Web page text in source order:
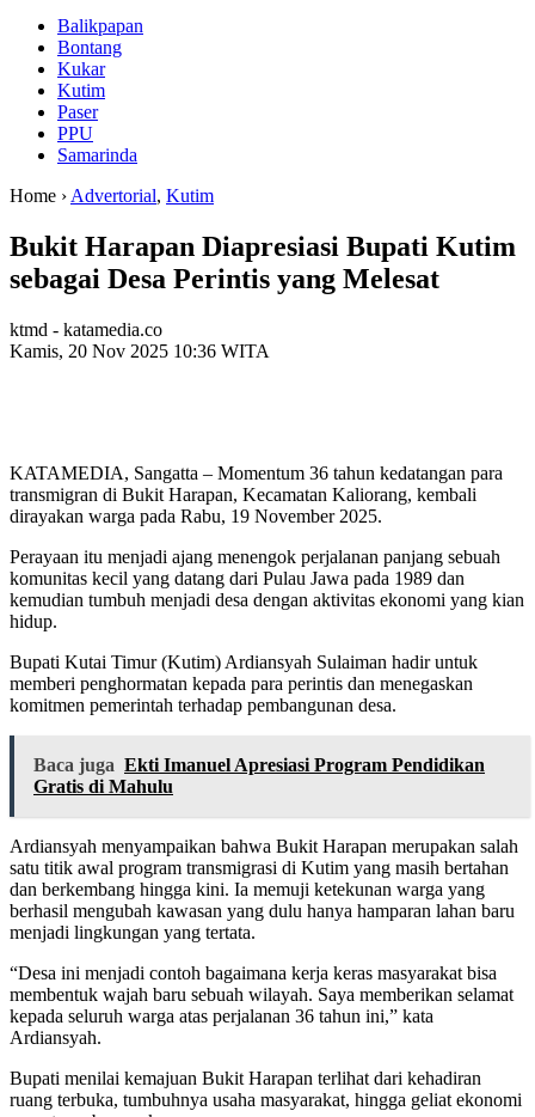
Balikpapan
Bontang
Kukar
Kutim
Paser
PPU
Samarinda
Home › Advertorial, Kutim
Bukit Harapan Diapresiasi Bupati Kutim
sebagai Desa Perintis yang Melesat
ktmd - katamedia.co
Kamis, 20 Nov 2025 10:36 WITA
KATAMEDIA, Sangatta – Momentum 36 tahun kedatangan para
transmigran di Bukit Harapan, Kecamatan Kaliorang, kembali
dirayakan warga pada Rabu, 19 November 2025.
Perayaan itu menjadi ajang menengok perjalanan panjang sebuah
komunitas kecil yang datang dari Pulau Jawa pada 1989 dan
kemudian tumbuh menjadi desa dengan aktivitas ekonomi yang kian
hidup.
Bupati Kutai Timur (Kutim) Ardiansyah Sulaiman hadir untuk
memberi penghormatan kepada para perintis dan menegaskan
komitmen pemerintah terhadap pembangunan desa.
Baca juga Ekti Imanuel Apresiasi Program Pendidikan
Gratis di Mahulu
Ardiansyah menyampaikan bahwa Bukit Harapan merupakan salah
satu titik awal program transmigrasi di Kutim yang masih bertahan
dan berkembang hingga kini. Ia memuji ketekunan warga yang
berhasil mengubah kawasan yang dulu hanya hamparan lahan baru
menjadi lingkungan yang tertata.
“Desa ini menjadi contoh bagaimana kerja keras masyarakat bisa
membentuk wajah baru sebuah wilayah. Saya memberikan selamat
kepada seluruh warga atas perjalanan 36 tahun ini,” kata
Ardiansyah.
Bupati menilai kemajuan Bukit Harapan terlihat dari kehadiran
ruang terbuka, tumbuhnya usaha masyarakat, hingga geliat ekonomi